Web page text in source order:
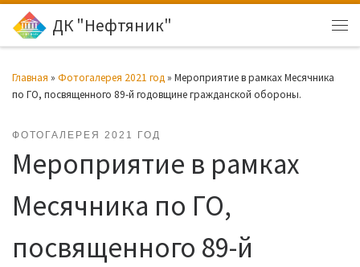
Перейти к содержимому
ДК "Нефтяник"
Главная » Фотогалерея 2021 год » Мероприятие в рамках Месячника
по ГО, посвященного 89-й годовщине гражданской обороны.
ФОТОГАЛЕРЕЯ 2021 ГОД
Мероприятие в рамках
Месячника по ГО,
посвященного 89-й